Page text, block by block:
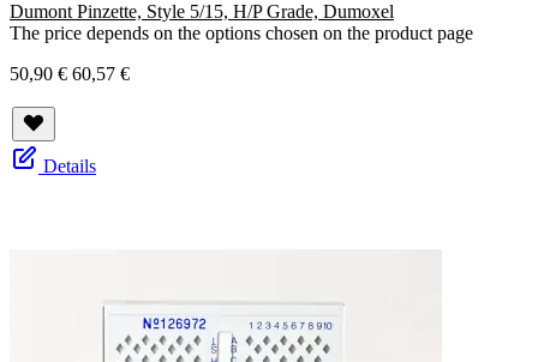
Dumont Pinzette, Style 5/15, H/P Grade, Dumoxel
The price depends on the options chosen on the product page
50,90 € 60,57 €
Details